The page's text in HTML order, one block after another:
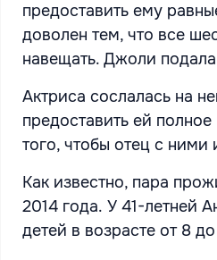
предоставить ему
доволен тем, что все
навещать. Джоли подала
Актриса сослалась на
предоставить ей
того, чтобы отец с ними
Как известно, пара
2014 года. У 41-летней
детей в возрасте от 8